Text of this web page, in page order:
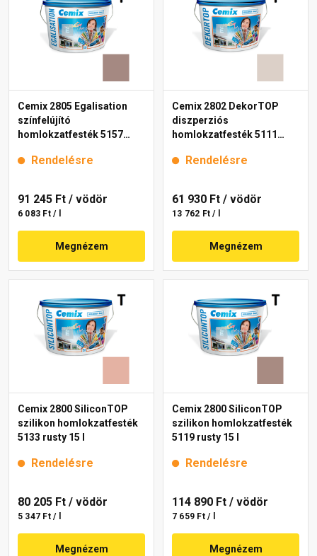
Cemix 2805 Egalisation
színfelújító
homlokzatfesték 5157
Rendelésre
91 245 Ft / vödör
6 083 Ft / l
Megnézem
Cemix 2802 DekorTOP
diszperziós
homlokzatfesték 5111
Rendelésre
61 930 Ft / vödör
13 762 Ft / l
Megnézem
Cemix 2800 SiliconTOP
szilikon homlokzatfesték
5133 rusty 15 l
Rendelésre
80 205 Ft / vödör
5 347 Ft / l
Megnézem
Cemix 2800 SiliconTOP
szilikon homlokzatfesték
5119 rusty 15 l
Rendelésre
114 890 Ft / vödör
7 659 Ft / l
Megnézem